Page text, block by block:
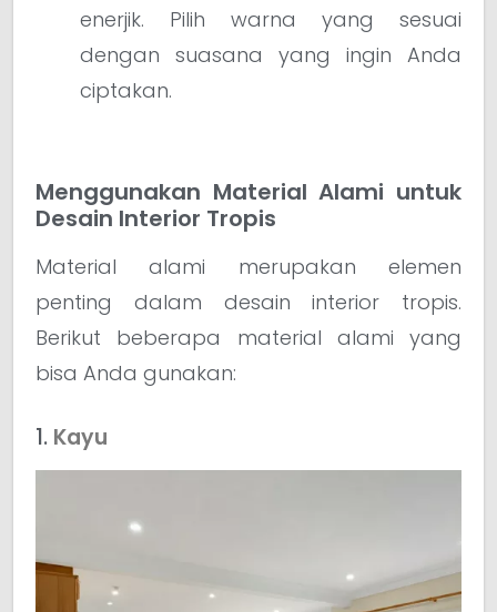
enerjik. Pilih warna yang sesuai
dengan suasana yang ingin Anda
ciptakan.
Menggunakan Material Alami untuk
Desain Interior Tropis
Material alami merupakan elemen
penting dalam desain interior tropis.
Berikut beberapa material alami yang
bisa Anda gunakan:
1. Kayu